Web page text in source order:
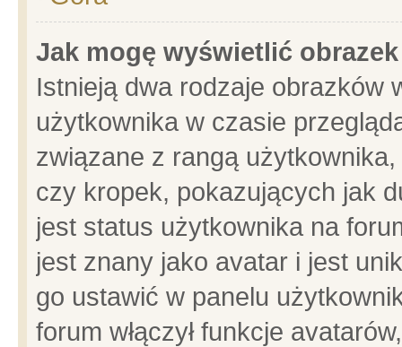
Jak mogę wyświetlić
Istnieją dwa rodzaje obrazków
użytkownika w czasie
związane z rangą
czy kropek, pokazujących jak
jest status użytkownika na
jest znany jako avatar i jest
go ustawić w panelu
forum włączył funkcje